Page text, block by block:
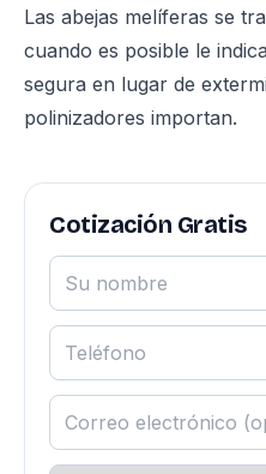
Las abejas melíferas se
cuando es posible le
segura en lugar de
polinizadores importan.
Cotización Gratis